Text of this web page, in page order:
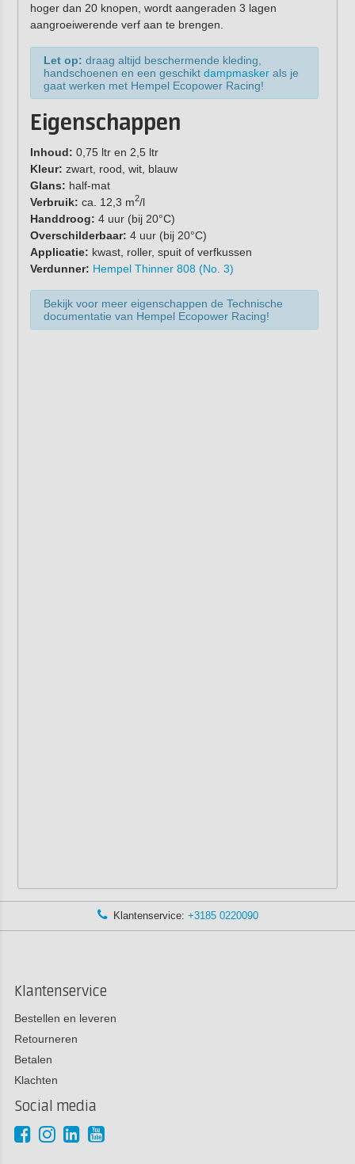
hoger dan 20 knopen, wordt aangeraden 3 lagen
aangroeiwerende verf aan te brengen.
Let op: draag altijd beschermende kleding,
handschoenen en een geschikt dampmaskerals je
gaat werken met Hempel Ecopower Racing!
Eigenschappen
Inhoud: 0,75 ltr en 2,5 ltr
Kleur: zwart, rood, wit, blauw
Glans: half-mat
Verbruik: ca. 12,3 m2/l
Handdroog: 4 uur (bij 20°C)
Overschilderbaar: 4 uur (bij 20°C)
Applicatie: kwast, roller, spuit of verfkussen
Verdunner: Hempel Thinner 808 (No. 3)
Bekijk voor meer eigenschappen de Technische
documentatie van Hempel Ecopower Racing!
Klantenservice: +3185 0220090
Klantenservice
Bestellen en leveren
Retourneren
Betalen
Klachten
Social media